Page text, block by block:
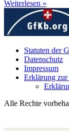
Weiterlesen »
Statuten der
Datenschutz
Impressum
Erklärung
Alle Rechte